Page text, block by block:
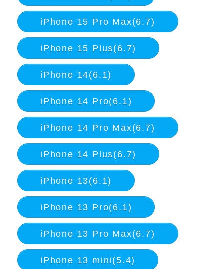
iPhone 15 Pro Max(6.7)
iPhone 15 Plus(6.7)
iPhone 14(6.1)
iPhone 14 Pro(6.1)
iPhone 14 Pro Max(6.7)
iPhone 14 Plus(6.7)
iPhone 13(6.1)
iPhone 13 Pro(6.1)
iPhone 13 Pro Max(6.7)
iPhone 13 mini(5.4)